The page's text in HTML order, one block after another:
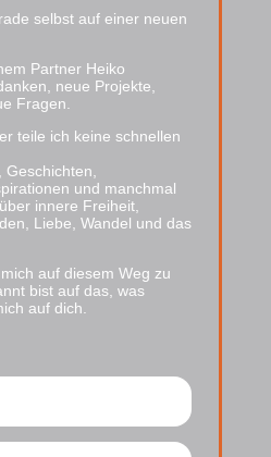
selbst auf einer neuen
Partner Heiko
neue Projekte,
Fragen.
teile ich keine schnellen
und manchmal
innere Freiheit,
Liebe, Wandel und das
auf diesem Weg zu
bist auf das, was
auf dich.